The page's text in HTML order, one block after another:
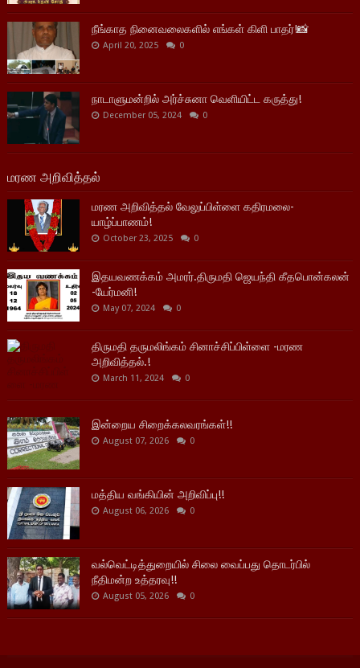
நீங்காத நினைவலைகளில் எங்கள் கிளி பாதர்!📸
April 20, 2025 0
நாடாளுமன்றில் அர்ச்சுனா வெளியிட்ட கருத்து!
December 05, 2024 0
மரண அறிவித்தல்
மரண அறிவித்தல் வேலுப்பிள்ளை கதிரமலை-
யாழ்ப்பாணம்!
October 23, 2025 0
இதயவணக்கம் அமரர்.திருமதி ஜெயந்தி கீதபொன்கலன்
-யேர்மனி!
May 07, 2024 0
திருமதி தருமலிங்கம் சினாச்சிப்பிள்ளை -மரண
அறிவித்தல்.!
March 11, 2024 0
இன்றைய சிறைக்கலவரங்கள்!!
August 07, 2026 0
மத்திய வங்கியின் அறிவிப்பு!!
August 06, 2026 0
வல்வெட்டித்துறையில் சிலை வைப்பது தொடர்பில்
நீதிமன்ற உத்தரவு!!
August 05, 2026 0